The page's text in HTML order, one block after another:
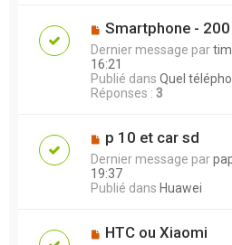
Smartphone -
Dernier message par
16:21
Publié dans Quel
Réponses : 3
p 10 et car sd
Dernier message par
19:37
Publié dans Huawei
HTC ou Xiaomi